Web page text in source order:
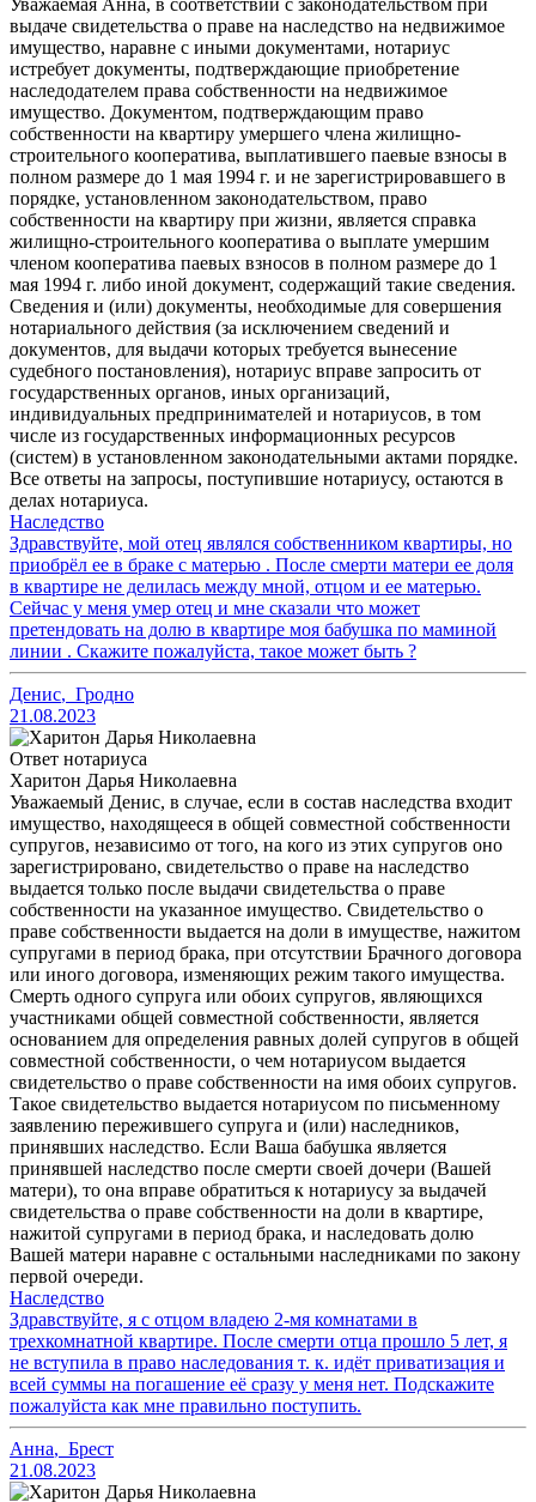
Уважаемая Анна, в соответствии с законодательством при
выдаче свидетельства о праве на наследство на недвижимое
имущество, наравне с иными документами, нотариус
истребует документы, подтверждающие приобретение
наследодателем права собственности на недвижимое
имущество. Документом, подтверждающим право
собственности на квартиру умершего члена жилищно-
строительного кооператива, выплатившего паевые взносы в
полном размере до 1 мая 1994 г. и не зарегистрировавшего в
порядке, установленном законодательством, право
собственности на квартиру при жизни, является справка
жилищно-строительного кооператива о выплате умершим
членом кооператива паевых взносов в полном размере до 1
мая 1994 г. либо иной документ, содержащий такие сведения.
Сведения и (или) документы, необходимые для совершения
нотариального действия (за исключением сведений и
документов, для выдачи которых требуется вынесение
судебного постановления), нотариус вправе запросить от
государственных органов, иных организаций,
индивидуальных предпринимателей и нотариусов, в том
числе из государственных информационных ресурсов
(систем) в установленном законодательными актами порядке.
Все ответы на запросы, поступившие нотариусу, остаются в
делах нотариуса.
Наследство
Здравствуйте, мой отец являлся собственником квартиры, но
приобрёл ее в браке с матерью . После смерти матери ее доля
в квартире не делилась между мной, отцом и ее матерью.
Сейчас у меня умер отец и мне сказали что может
претендовать на долю в квартире моя бабушка по маминой
линии . Скажите пожалуйста, такое может быть ?
Денис, Гродно
21.08.2023
Ответ нотариуса
Харитон Дарья Николаевна
Уважаемый Денис, в случае, если в состав наследства входит
имущество, находящееся в общей совместной собственности
супругов, независимо от того, на кого из этих супругов оно
зарегистрировано, свидетельство о праве на наследство
выдается только после выдачи свидетельства о праве
собственности на указанное имущество. Свидетельство о
праве собственности выдается на доли в имуществе, нажитом
супругами в период брака, при отсутствии Брачного договора
или иного договора, изменяющих режим такого имущества.
Смерть одного супруга или обоих супругов, являющихся
участниками общей совместной собственности, является
основанием для определения равных долей супругов в общей
совместной собственности, о чем нотариусом выдается
свидетельство о праве собственности на имя обоих супругов.
Такое свидетельство выдается нотариусом по письменному
заявлению пережившего супруга и (или) наследников,
принявших наследство. Если Ваша бабушка является
принявшей наследство после смерти своей дочери (Вашей
матери), то она вправе обратиться к нотариусу за выдачей
свидетельства о праве собственности на доли в квартире,
нажитой супругами в период брака, и наследовать долю
Вашей матери наравне с остальными наследниками по закону
первой очереди.
Наследство
Здравствуйте, я с отцом владею 2-мя комнатами в
трехкомнатной квартире. После смерти отца прошло 5 лет, я
не вступила в право наследования т. к. идёт приватизация и
всей суммы на погашение её сразу у меня нет. Подскажите
пожалуйста как мне правильно поступить.
Анна, Брест
21.08.2023